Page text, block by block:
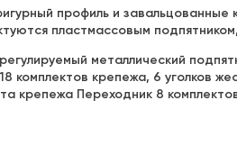
профиль и
пластмассовым
металлический
комплектов крепежа, 6 уголков
крепежа Переходник 8